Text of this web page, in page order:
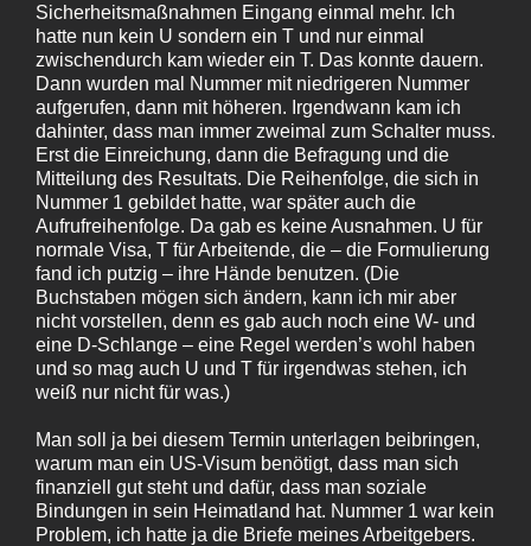
Sicherheitsmaßnahmen Eingang einmal mehr. Ich
hatte nun kein U sondern ein T und nur einmal
zwischendurch kam wieder ein T. Das konnte dauern.
Dann wurden mal Nummer mit niedrigeren Nummer
aufgerufen, dann mit höheren. Irgendwann kam ich
dahinter, dass man immer zweimal zum Schalter muss.
Erst die Einreichung, dann die Befragung und die
Mitteilung des Resultats. Die Reihenfolge, die sich in
Nummer 1 gebildet hatte, war später auch die
Aufrufreihenfolge. Da gab es keine Ausnahmen. U für
normale Visa, T für Arbeitende, die – die Formulierung
fand ich putzig – ihre Hände benutzen. (Die
Buchstaben mögen sich ändern, kann ich mir aber
nicht vorstellen, denn es gab auch noch eine W- und
eine D‑Schlange – eine Regel werden’s wohl haben
und so mag auch U und T für irgendwas stehen, ich
weiß nur nicht für was.)
Man soll ja bei diesem Termin unterlagen beibringen,
warum man ein US-Visum benötigt, dass man sich
finanziell gut steht und dafür, dass man soziale
Bindungen in sein Heimatland hat. Nummer 1 war kein
Problem, ich hatte ja die Briefe meines Arbeitgebers.